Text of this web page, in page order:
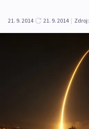
21. 9. 2014 21. 9. 2014 | Zdroj: